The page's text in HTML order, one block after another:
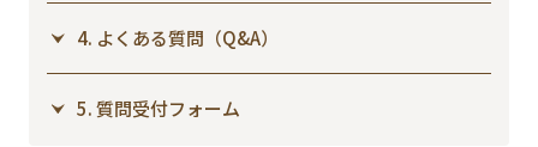
4. よくある質問（Q&A）
5. 質問受付フォーム